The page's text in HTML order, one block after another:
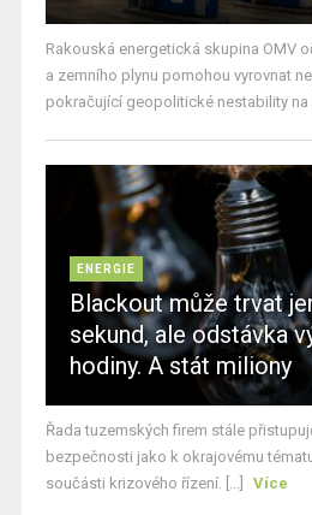
Rakouská energetická skupina OMV
a zemního plynu pomohou vyrovnat
pokračující geopolitické nestability na
ENERGIE
Blackout může trvat
sekund, ale odstávka
hodiny. A stát miliony
Řada tuzemských firem stále
bezpečnosti jako k okrajovému
součásti krizového řízení. [...]
Více